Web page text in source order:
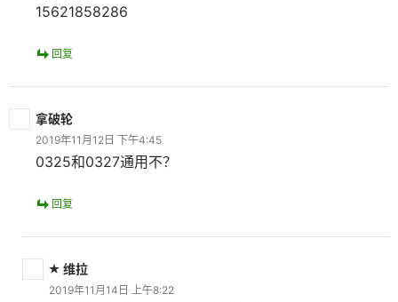
15621858286
回复
拿破轮
2019年11月12日 下午4:45
0325和0327通用不？
回复
维拉
2019年11月14日 上午8:22